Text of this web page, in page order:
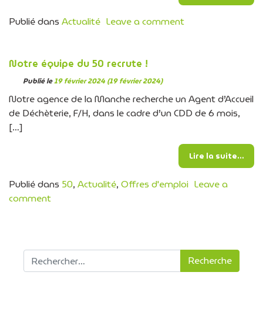
Publié dans Actualité Leave a commenton Le service
Notre équipe du 50 recrute !
Publié le19 février 2024 (19 février 2024)
Notre agence de la Manche recherche un Agent d’Accueil
de Déchèterie, F/H, dans le cadre d’un CDD de 6 mois,
[…]
Lire la suite…
Publié dans 50, Actualité, Offres d'emploi Leave a
commenton Notre équipe du 50 recrute !
Recherche pour :